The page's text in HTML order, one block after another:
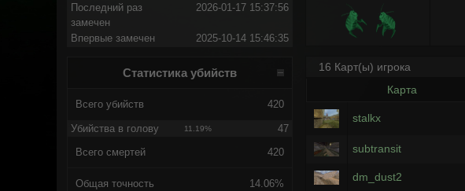
Последний раз
замечен
2026-01-17 15:37:56
Впервые замечен 2025-10-14 15:46:35
Статистика убийств
Всего убийств 420
Убийства в голову 11.19% 47
Всего смертей 420
Общая точность 14.06%
16 Карт(ы) игрока
Карта
stalkx
subtransit
dm_dust2